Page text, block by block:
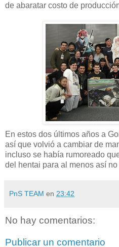
de abaratar costo de
En estos dos últimos años a
así que volvió a cambiar de
incluso se había rumoreado
del hentai para al menos así
PnS TEAM en 23:42
No hay comentarios:
Publicar un comentario